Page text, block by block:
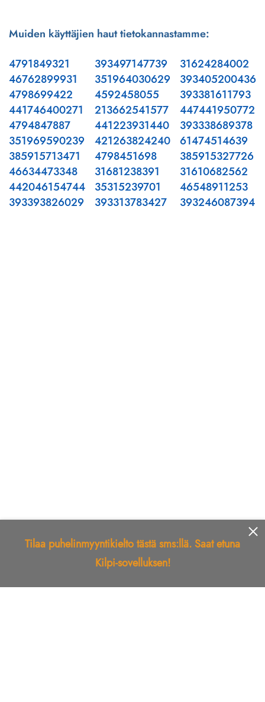
Muiden käyttäjien haut tietokannastamme:
4791849321
46762899931
4798699422
441746400271
4794847887
351969590239
385915713471
46634473348
442046154744
393393826029
393497147739
351964030629
4592458055
213662541577
441223931440
421263824240
4798451698
31681238391
35315239701
393313783427
31624284002
393405200436
393381611793
447441950772
393338689378
61474514639
385915327726
31610682562
46548911253
393246087394
Tilaa puhelinmyyntikielto tästä sms:llä. Saat etuna
Kilpi-sovelluksen!